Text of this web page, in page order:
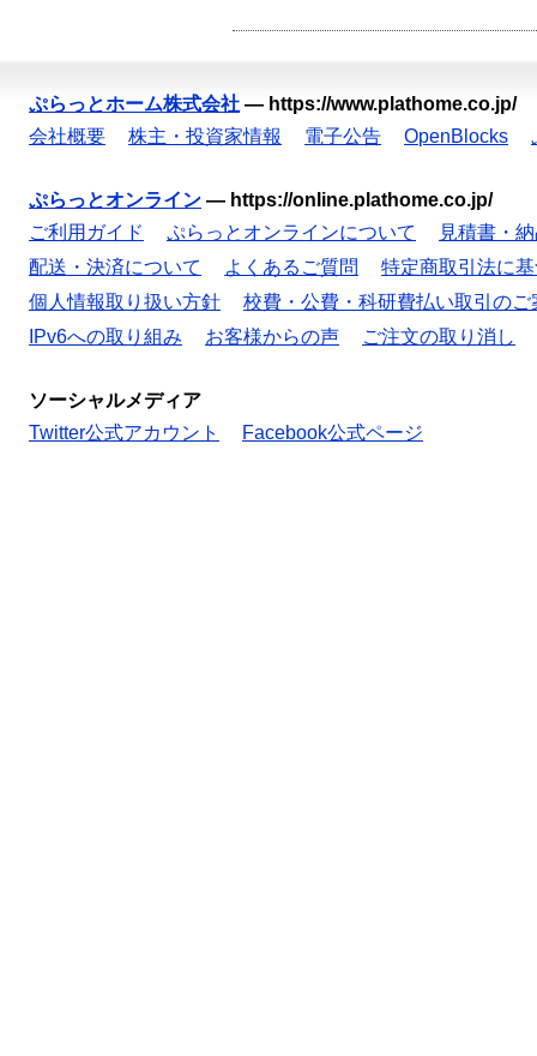
ぷらっとホーム株式会社 — https://www.plathome.co.jp/
会社概要
株主・投資家情報 電子公告 OpenBlocks
ぷらっとオンライン — https://online.plathome.co.jp/
ご利用ガイド
ぷらっとオンラインについて
見積書・
配送・決済について
よくあるご質問
特定商取引法に
個人情報取り扱い方針
校費・公費・科研費払い取引のご
IPv6への取り組み
お客様からの声 ご注文の取り消し
ソーシャルメディア
Twitter公式アカウント
Facebook公式ページ